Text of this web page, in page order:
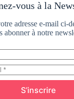
vous à la
adresse e-mail ci-
abonner à notre
S’inscrire